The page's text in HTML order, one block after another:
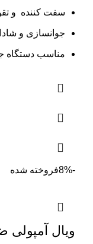
سفت کننده و
جوانسازی و
مناسب دستگاه
-8% فروخته شده
ویال